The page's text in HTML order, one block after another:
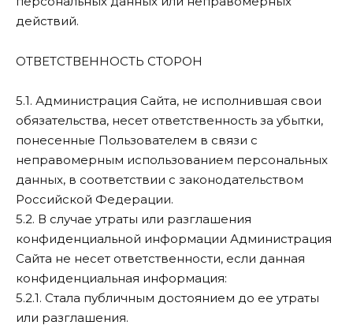
действий.
ОТВЕТСТВЕННОСТЬ СТОРОН
5.1. Администрация Сайта, не исполнившая свои
обязательства, несет ответственность за убытки,
понесенные Пользователем в связи с
неправомерным использованием персональных
данных, в соответствии с законодательством
Российской Федерации.
5.2. В случае утраты или разглашения
конфиденциальной информации Администрация
Сайта не несет ответственности, если данная
конфиденциальная информация:
5.2.1. Стала публичным достоянием до ее утраты
или разглашения.